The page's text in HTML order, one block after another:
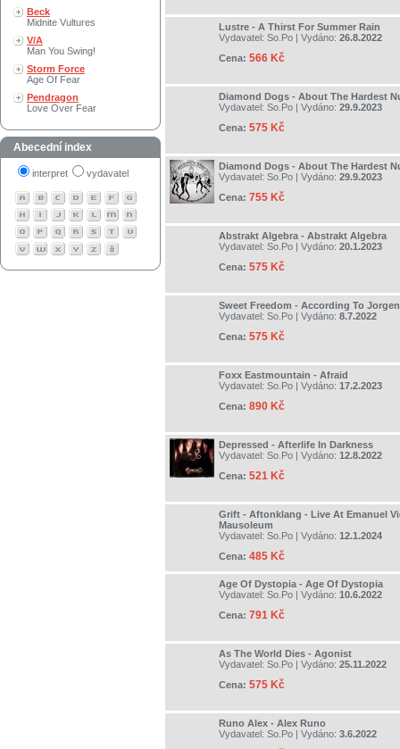
Beck
Midnite Vultures
V/A
Man You Swing!
Storm Force
Age Of Fear
Pendragon
Love Over Fear
Abecední index
interpret vydavatel
Lustre - A Thirst For Summer Rain
Vydavatel: So.Po | Vydáno: 26.8.2022
Cena: 566 Kč
Diamond Dogs - About The Hardest
Vydavatel: So.Po | Vydáno: 29.9.2023
Cena: 575 Kč
Diamond Dogs - About The Hardest
Vydavatel: So.Po | Vydáno: 29.9.2023
Cena: 755 Kč
Abstrakt Algebra - Abstrakt Algebra
Vydavatel: So.Po | Vydáno: 20.1.2023
Cena: 575 Kč
Sweet Freedom - According To
Vydavatel: So.Po | Vydáno: 8.7.2022
Cena: 575 Kč
Foxx Eastmountain - Afraid
Vydavatel: So.Po | Vydáno: 17.2.2023
Cena: 890 Kč
Depressed - Afterlife In Darkness
Vydavatel: So.Po | Vydáno: 12.8.2022
Cena: 521 Kč
Grift - Aftonklang - Live At Emanuel
Mausoleum
Vydavatel: So.Po | Vydáno: 12.1.2024
Cena: 485 Kč
Age Of Dystopia - Age Of Dystopia
Vydavatel: So.Po | Vydáno: 10.6.2022
Cena: 791 Kč
As The World Dies - Agonist
Vydavatel: So.Po | Vydáno: 25.11.2022
Cena: 575 Kč
Runo Alex - Alex Runo
Vydavatel: So.Po | Vydáno: 3.6.2022